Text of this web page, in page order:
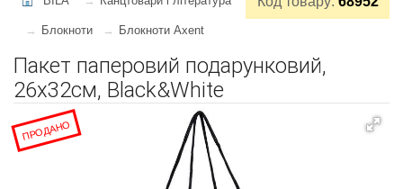
Блокноти Блокноти Axent
Пакет паперовий подарунковий,
26х32см, Black&White
ПРОДАНО